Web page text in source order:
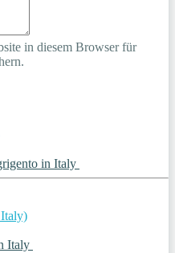
in diesem Browser für
in Italy
Italy